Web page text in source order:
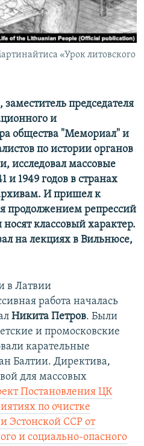
«Урок литовского
председателя
и
общества "Мемориал" и
по истории органов
исследовал массовые
и 1949 годов в странах
И пришел к
продолжением репрессий
носят классовый характер.
на лекциях в Вильнюсе,
в Латвии
работа началась
Никита Петров. Были
и промосковские
карательные
Балтии. Директива,
для массовых
Постановления ЦК
по очистке
Эстонской ССР от
и социально-опасного